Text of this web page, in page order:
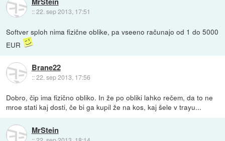
::22. sep 2013, 17:51
Softver sploh nima fizične oblike, pa vseeno računajo od 1 do 5000
EUR
Brane22
::22. sep 2013, 17:56
Dobro, čip ima fizično obliko. In že po obliki lahko rečem, da to ne
mroe stati kaj dosti, če bi ga kupil že na kos, kaj šele v trayu...
MrStein